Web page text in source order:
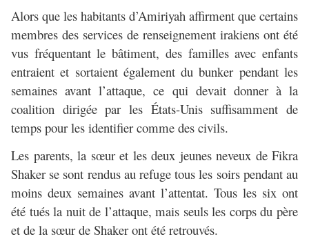
Alors que les habitants d’Amiriyah affirment que certains
membres des services de renseignement irakiens ont été
vus fréquentant le bâtiment, des familles avec enfants
entraient et sortaient également du bunker pendant les
semaines avant l’attaque, ce qui devait donner à la
coalition dirigée par les États-Unis suffisamment de
temps pour les identifier comme des civils.
Les parents, la sœur et les deux jeunes neveux de Fikra
Shaker se sont rendus au refuge tous les soirs pendant au
moins deux semaines avant l’attentat. Tous les six ont
été tués la nuit de l’attaque, mais seuls les corps du père
et de la sœur de Shaker ont été retrouvés.